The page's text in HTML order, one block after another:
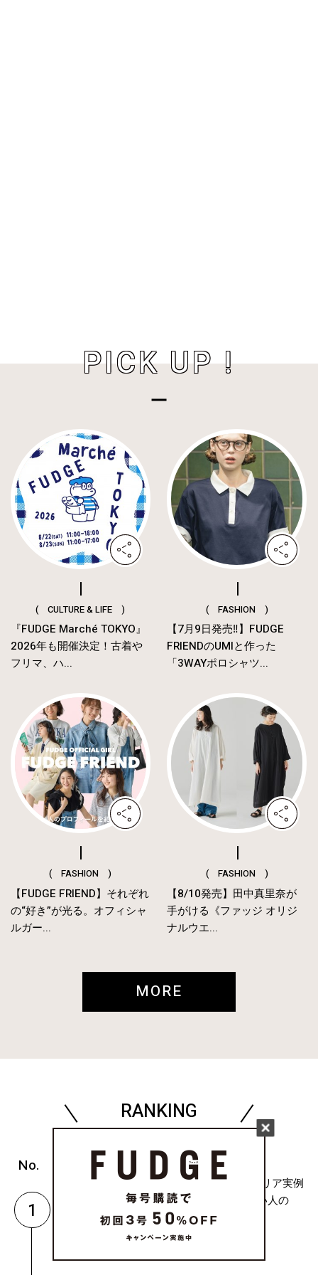
PICK UP !
( CULTURE & LIFE )
『FUDGE Marché TOKYO』
2026年も開催決定！古着や
フリマ、ハ...
( FASHION )
【7月9日発売‼︎】FUDGE
FRIENDのUMIと作った
「3WAYポロシャツ...
( FASHION )
【FUDGE FRIEND】それぞれ
の“好き”が光る。オフィシャ
ルガー...
( FASHION )
【8/10発売】田中真里奈が
手がける《ファッジ オリジ
ナルウエ...
MORE
RANKING
1
( CULTURE & LIFE )
おしゃれなインテリア実例
6選。センスがいい人の
「本棚」ディ...